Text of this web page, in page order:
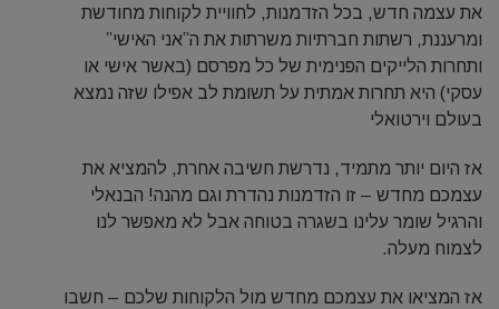
את עצמה חדש, בכל הזדמנות, לחוויית לקוחות מחודשת
ומרעננת, רשתות חברתיות משרתות את ה”אני האישי”
ותחרות הלייקים הפנימית של כל מפרסם (באשר אישי או
עסקי) היא תחרות אמתית על תשומת לב אפילו שזה נמצא
בעולם וירטואלי
אז היום יותר מתמיד, נדרשת חשיבה אחרת, להמציא את
עצמכם מחדש – זו הזדמנות נהדרת וגם מהנה! הבנאלי
והרגיל שומר עלינו בשגרה בטוחה אבל לא מאפשר לנו
לצמוח מעלה.
אז המציאו את עצמכם מחדש מול הלקוחות שלכם – חשבו